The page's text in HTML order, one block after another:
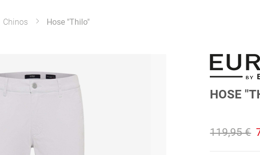
Chinos Hose "Thilo"
HOSE
119,95 €